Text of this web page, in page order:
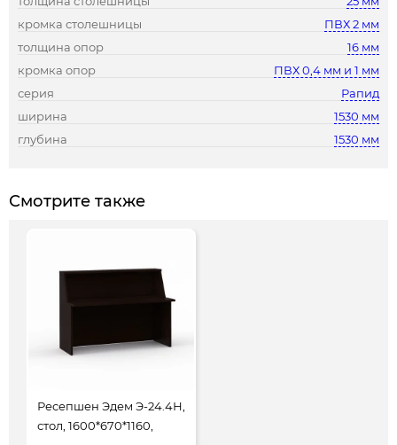
кромка столешницы
ПВХ 2 мм
толщина опор
16 мм
кромка опор
ПВХ 0,4 мм и 1 мм
серия
Рапид
ширина
1530 мм
глубина
1530 мм
Смотрите также
Ресепшен Эдем Э-24.4Н,
стол, 1600*670*1160,